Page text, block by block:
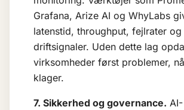
Grafana, Arize AI og WhyLabs
latenstid, throughput, fejlrater og
driftsignaler. Uden dette lag
virksomheder først problemer,
klager.
7. Sikkerhed og governance. AI-